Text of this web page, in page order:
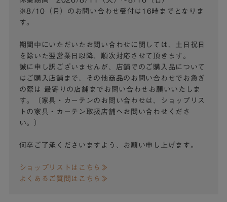
※8/10（月）のお問い合わせ受付は16時までとなりま
す。
期間中にいただいたお問い合わせに関しては、土日祝日
を除いた翌営業日以降、順次対応させて頂きます。
誠に申し訳ございませんが、店舗でのご購入品について
はご購入店舗まで、その他商品のお問い合わせでお急ぎ
の際は
最寄りの店舗までお問い合わせお願いいたしま
す。（家具・カーテンのお問い合わせは、ショップリス
トの家具・カーテン取扱店舗へお問い合わせくださ
い。）
何卒ご了承くださいますよう、お願い申し上げます。
ショップリストはこちら≫
よくあるご質問はこちら≫